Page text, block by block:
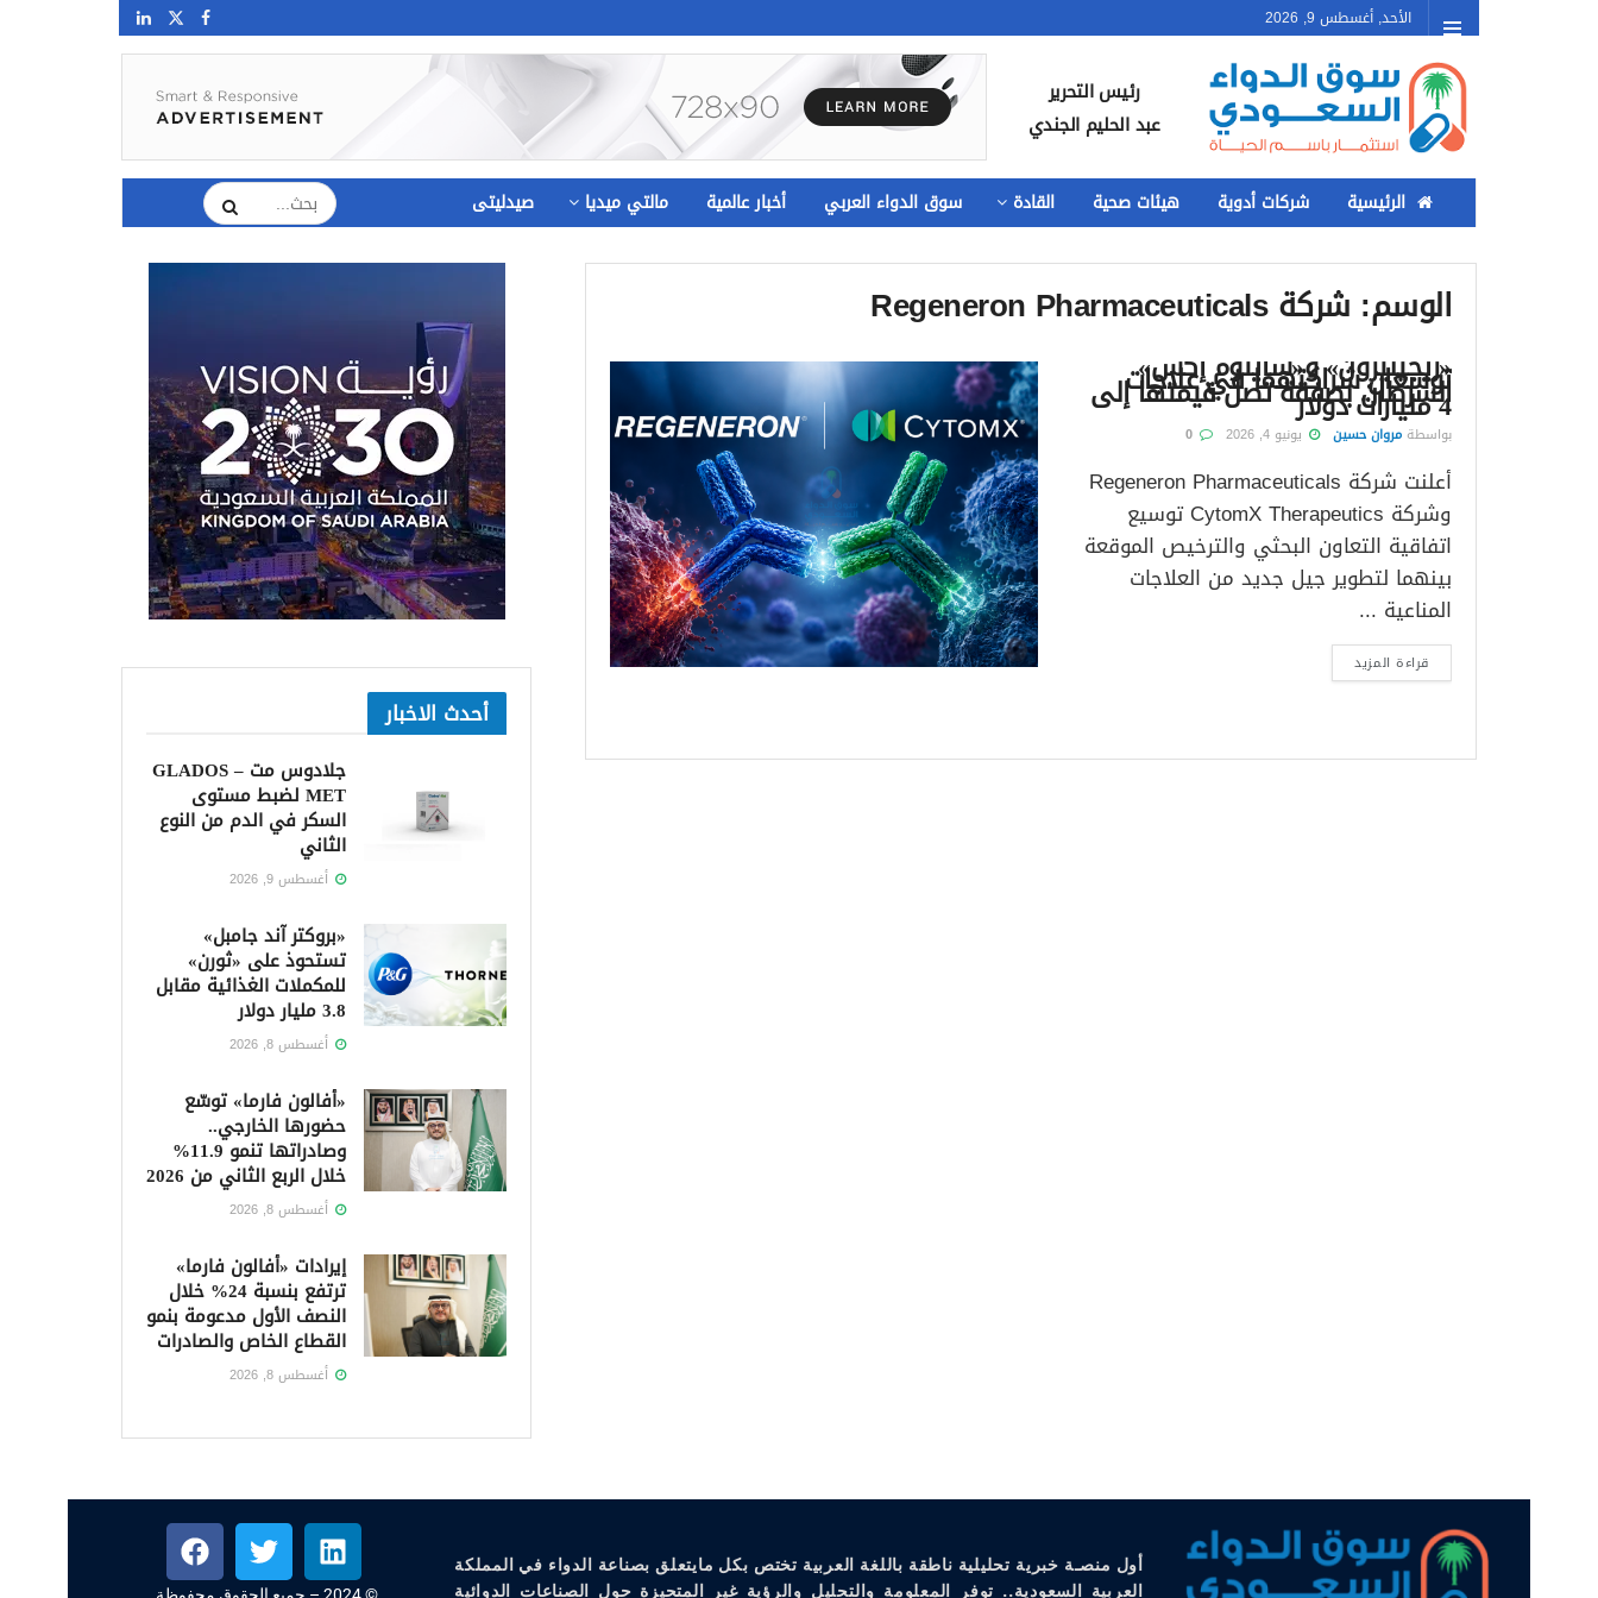
الأحد, أغسطس 9, 2026
رئيس التحرير
عبد الحليم الجندي
الرئيسية شركات أدوية هيئات صحية القادة سوق الدواء العربي أخبار عالمية مالتي ميديا صيدليتى
الوسم: شركة Regeneron Pharmaceuticals
«ريجينيرون» و«سايتوم إكس»
توسعان شراكتهما في علاجات
السرطان بصفقة تصل قيمتها إلى
4 مليارات دولار
بواسطة مروان حسين يونيو 4, 2026
أعلنت شركة Regeneron Pharmaceuticals
وشركة CytomX Therapeutics توسيع
اتفاقية التعاون البحثي والترخيص الموقعة
بينهما لتطوير جيل جديد من العلاجات
المناعية ...
قراءة المزيد
أحدث الاخبار
جلادوس مت – GLADOS
MET لضبط مستوى
السكر في الدم من النوع
الثاني
أغسطس 9, 2026
«بروكتر آند جامبل»
تستحوذ على «ثورن»
للمكملات الغذائية مقابل
3.8 مليار دولار
أغسطس 8, 2026
«أفالون فارما» توسّع
حضورها الخارجي..
وصادراتها تنمو 11.9%
خلال الربع الثاني من 2026
أغسطس 8, 2026
إيرادات «أفالون فارما»
ترتفع بنسبة 24% خلال
النصف الأول مدعومة بنمو
القطاع الخاص والصادرات
أغسطس 8, 2026
أول منصـة خبرية تحليلية ناطقة باللغة العربية تختص بكل مايتعلق بصناعة الدواء في المملكة
العربية السعودية.. توفر المعلومة والتحليل والرؤية غير المتحيزة حول الصناعات الدوائية